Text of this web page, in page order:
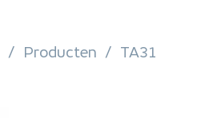
Producten TA31